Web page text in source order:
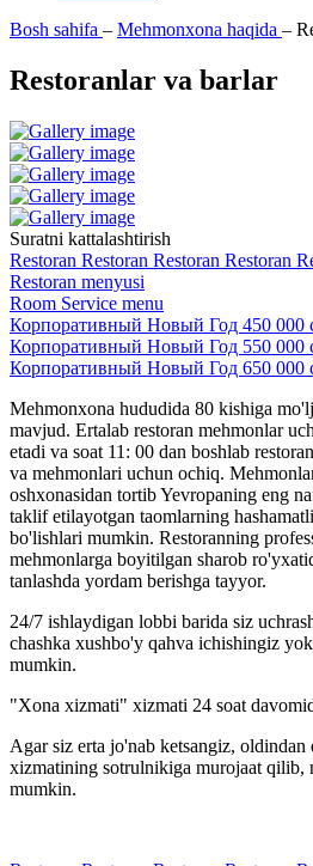
Bosh sahifa – Mehmonxona haqida –
Restoranlar va barlar
Suratni kattalashtirish
Restoran Restoran Restoran Restoran
Restoran menyusi
Room Service menu
Корпоративный Новый Год 450 000
Корпоративный Новый Год 550 000
Корпоративный Новый Год 650 000
Mehmonxona hududida 80 kishiga
mavjud. Ertalab restoran mehmonlar
etadi va soat 11: 00 dan boshlab
va mehmonlari uchun ochiq.
oshxonasidan tortib Yevropaning eng
taklif etilayotgan taomlarning
bo'lishlari mumkin. Restoranning
mehmonlarga boyitilgan sharob
tanlashda yordam berishga tayyor.
24/7 ishlaydigan lobbi barida siz
chashka xushbo'y qahva ichishingiz
mumkin.
"Xona xizmati" xizmati 24 soat
Agar siz erta jo'nab ketsangiz,
xizmatining sotrulnikiga murojaat qilib,
mumkin.